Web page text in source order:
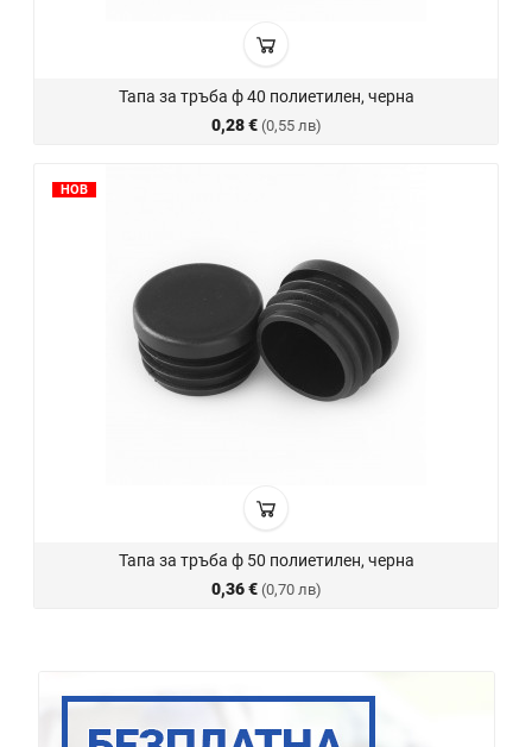
Тапа за тръба ф 40 полиетилен, черна
0,28 € (0,55 лв)
НОВ
Тапа за тръба ф 50 полиетилен, черна
0,36 € (0,70 лв)